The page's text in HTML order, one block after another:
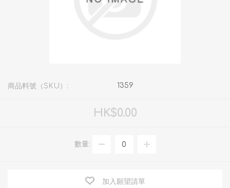
商品料號（SKU）: 1359
HK$0.00
數量:
加入願望請單